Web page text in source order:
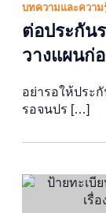
บทความและความ
ต่อประกัน
วางแผนก่
อย่ารอให้ประ
รอจนปร […]